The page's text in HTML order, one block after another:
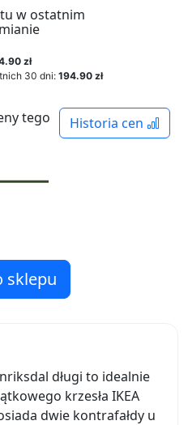
w ostatnim
zł
30 dni: 194.90 zł
Historia cen
tego
sklepu
długi to idealnie
krzesła IKEA
dwie kontrafałdy u